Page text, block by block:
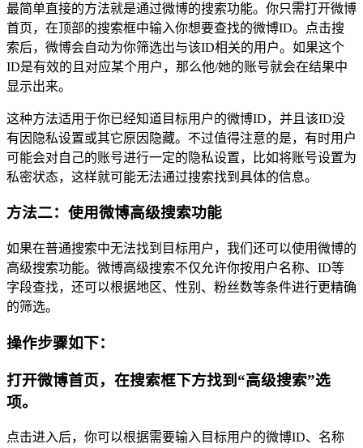
最简单直接的方法就是通过微博的搜索功能。你只需打开微博
首页，在顶部的搜索框中输入你想要查找的微博ID。点击搜
索后，微博会自动为你筛选出与该ID相关的用户。如果这个
ID是有效的且对应某个用户，那么他/她的账号就会在结果中
显示出来。
这种方法适用于你已经知道目标用户的微博ID，并且该ID没
有因隐私设置或其它原因隐藏。不过值得注意的是，有时用户
可能会对自己的账号进行一定的隐私设置，比如将账号设置为
私密状态，这样就可能无法通过搜索找到具体的信息。
方法二：使用微博高级搜索功能
如果在普通搜索中无法找到目标用户，我们还可以使用微博的
高级搜索功能。微博高级搜索不仅允许你按用户名称、ID等
字段查找，还可以根据地区、性别、粉丝数等条件进行更精确
的筛选。
操作步骤如下：
打开微博首页，在搜索框下方找到“高级搜索”选
项。
点击进入后，你可以根据需要输入目标用户的微博ID、名称